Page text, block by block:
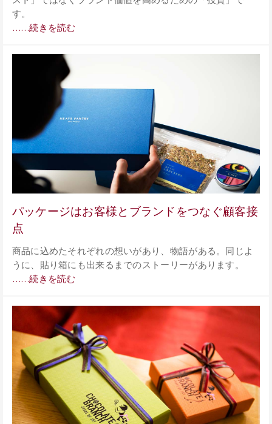
す。
……続きを読む
パッケージはお客様とブランドをつなぐ顧客接
点
商品に込めたそれぞれの想いがあり、物語がある。同じよ
うに、貼り箱にも出来るまでのストーリーがあります。
……続きを読む